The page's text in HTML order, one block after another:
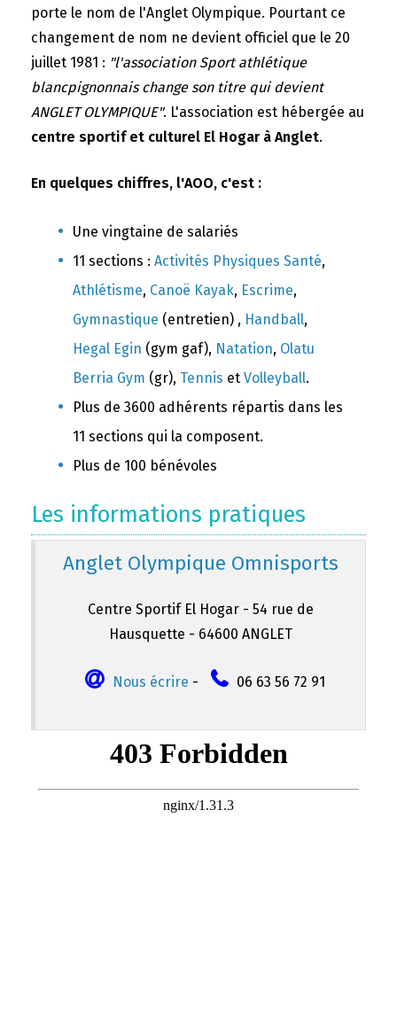
porte le nom de l'Anglet Olympique. Pourtant ce
changement de nom ne devient officiel que le 20
juillet 1981 : "l'association Sport athlétique
blancpignonnais change son titre qui devient
ANGLET OLYMPIQUE". L'association est hébergée au
centre sportif et culturel El Hogar à Anglet.
En quelques chiffres, l'AOO, c'est :
Une vingtaine de salariés
11 sections : Activités Physiques Santé,
Athlétisme, Canoë Kayak, Escrime,
Gymnastique (entretien) , Handball,
Hegal Egin (gym gaf), Natation, Olatu
Berria Gym (gr), Tennis et Volleyball.
Plus de 3600 adhérents répartis dans les
11 sections qui la composent.
Plus de 100 bénévoles
Les informations pratiques
Anglet Olympique Omnisports
Centre Sportif El Hogar - 54 rue de
Hausquette - 64600 ANGLET
Nous écrire - 06 63 56 72 91